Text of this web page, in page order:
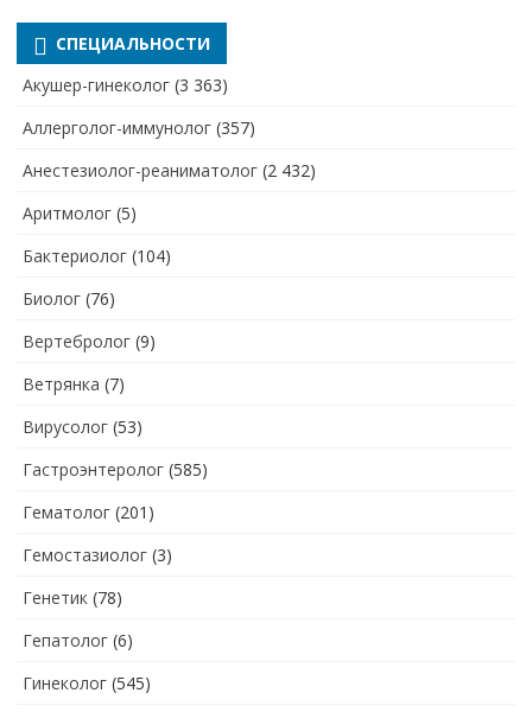
СПЕЦИАЛЬНОСТИ
Акушер-гинеколог (3 363)
Аллерголог-иммунолог (357)
Анестезиолог-реаниматолог (2 432)
Аритмолог (5)
Бактериолог (104)
Биолог (76)
Вертебролог (9)
Ветрянка (7)
Вирусолог (53)
Гастроэнтеролог (585)
Гематолог (201)
Гемостазиолог (3)
Генетик (78)
Гепатолог (6)
Гинеколог (545)